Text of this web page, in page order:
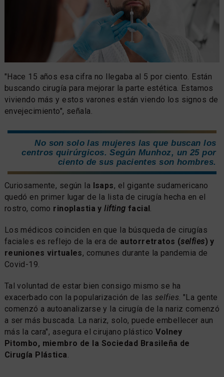
"Hace 15 años esa cifra no llegaba al 5 por ciento. Están
buscando cirugía para mejorar la parte estética. Estamos
viviendo más y estos varones están viendo los signos de
envejecimiento", señala.
No son solo las mujeres las que buscan los
centros quirúrgicos. Según Munhoz, un 25 por
ciento de sus pacientes son hombres.
Curiosamente, según la Isaps, el gigante sudamericano
quedó en primer lugar de la lista de cirugía hecha en el
rostro, como rinoplastia ylifting facial.
Los médicos coinciden en que la búsqueda de cirugías
faciales es reflejo de la era de autorretratos (selfies) y
reuniones virtuales, comunes durante la pandemia de
Covid-19.
Tal voluntad de estar bien consigo mismo se ha
exacerbado con la popularización de las selfies. "La gente
comenzó a autoanalizarse y la cirugía de la nariz comenzó
a ser más buscada. La nariz, solo, puede embellecer aun
más la cara", asegura el cirujano plástico Volney
Pitombo, miembro de la Sociedad Brasileña de
Cirugía Plástica.